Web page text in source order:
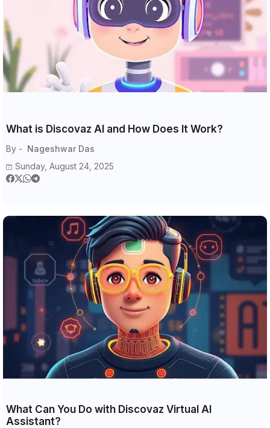
What is Discovaz AI and How Does It Work?
By - Nageshwar Das
Sunday, August 24, 2025
What Can You Do with Discovaz Virtual AI
Assistant?